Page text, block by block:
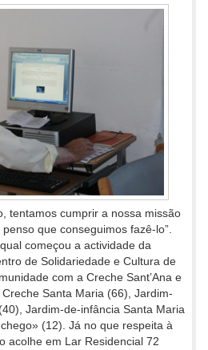
tentamos cumprir a nossa missão
que conseguimos fazê-lo”.
começou a actividade da
de Solidariedade e Cultura de
com a Creche Sant’Ana e
Santa Maria (66), Jardim-
Jardim-de-infância Santa Maria
(12). Já no que respeita à
acolhe em Lar Residencial 72